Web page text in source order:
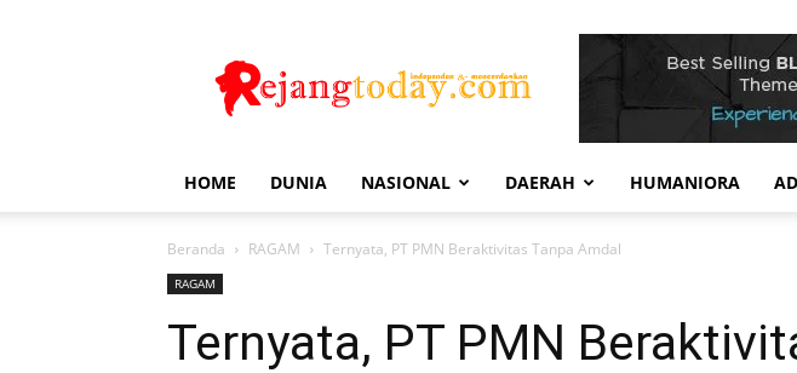
Today
HOME DUNIA NASIONAL DAERAH HUMANIORA
Beranda RAGAM Ternyata, PT PMN Beraktivitas Tanpa Amdal
RAGAM
Ternyata, PT PMN